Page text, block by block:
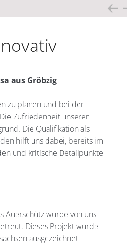
aus Gröbzig
zu planen und bei der
Zufriedenheit unserer
Die Qualifikation als
hilft uns dabei, bereits im
und kritische Detailpunkte
Auerschütz wurde von uns
Dieses Projekt wurde
ausgezeichnet